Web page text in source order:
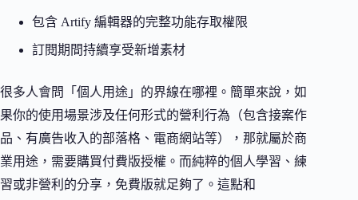
包含 Artify 編輯器的完整功能存取權限
訂閱期間持續享受新增素材
很多人會問「個人用途」的界線在哪裡。簡單來說，如
果你的使用場景涉及任何形式的營利行為（包含接案作
品、有廣告收入的部落格、電商網站等），那就屬於商
業用途，需要購買付費版授權。而純粹的個人學習、練
習或非營利的分享，免費版就足夠了。這點和